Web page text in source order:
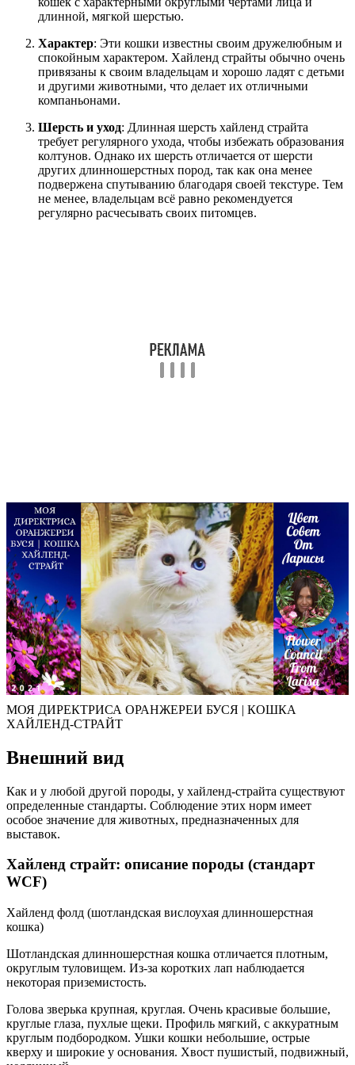
длинной, мягкой шерстью.
Характер: Эти кошки известны своим дружелюбным и
спокойным характером. Хайленд страйты обычно очень
привязаны к своим владельцам и хорошо ладят с детьми
и другими животными, что делает их отличными
компаньонами.
Шерсть и уход: Длинная шерсть хайленд страйта
требует регулярного ухода, чтобы избежать образования
колтунов. Однако их шерсть отличается от шерсти
других длинношерстных пород, так как она менее
подвержена спутыванию благодаря своей текстуре. Тем
не менее, владельцам всё равно рекомендуется
регулярно расчесывать своих питомцев.
МОЯ ДИРЕКТРИСА ОРАНЖЕРЕИ БУСЯ | КОШКА
ХАЙЛЕНД-СТРАЙТ
Внешний вид
Как и у любой другой породы, у хайленд-страйта существуют
определенные стандарты. Соблюдение этих норм имеет
особое значение для животных, предназначенных для
выставок.
Хайленд страйт: описание породы (стандарт
WCF)
Хайленд фолд (шотландская вислоухая длинношерстная
кошка)
Шотландская длинношерстная кошка отличается плотным,
округлым туловищем. Из-за коротких лап наблюдается
некоторая приземистость.
Голова зверька крупная, круглая. Очень красивые большие,
круглые глаза, пухлые щеки. Профиль мягкий, с аккуратным
круглым подбородком. Ушки кошки небольшие, острые
кверху и широкие у основания. Хвост пушистый, подвижный,